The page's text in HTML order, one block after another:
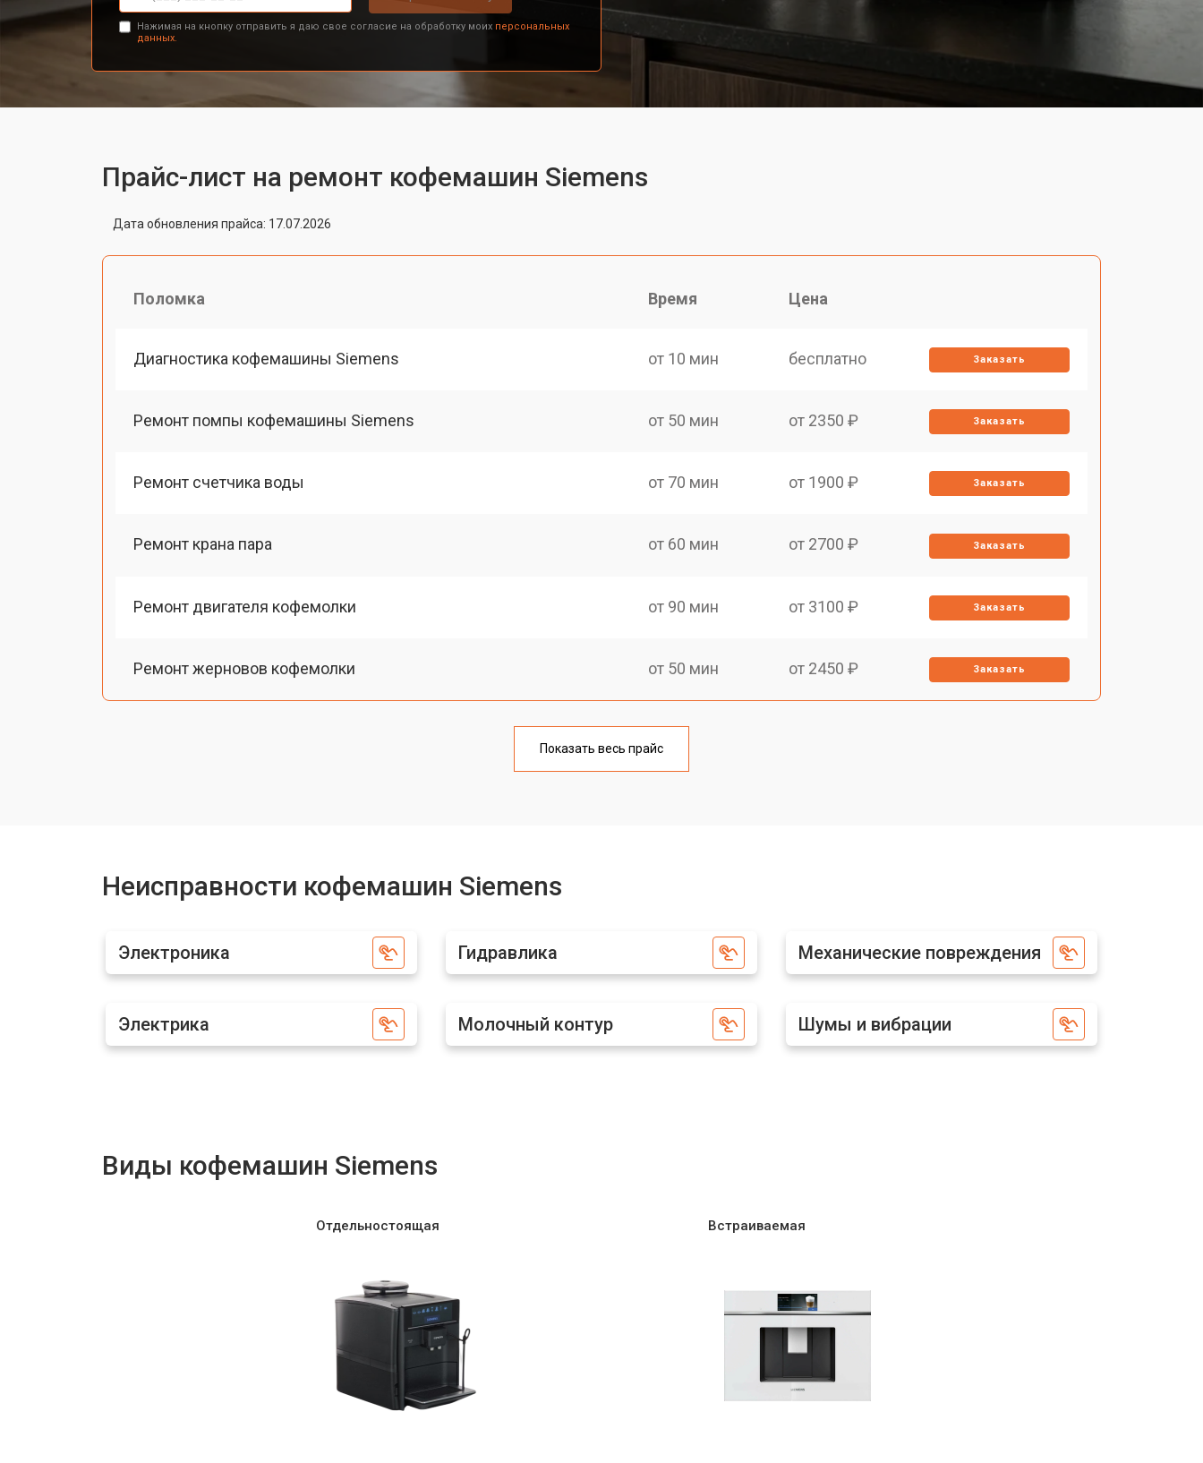
Нажимая на кнопку отправить я даю свое согласие на обработку моих персональных
данных.
Прайс-лист на ремонт кофемашин Siemens
Дата обновления прайса: 17.07.2026
Поломка Время Цена
Диагностика кофемашины Siemens от 10 мин бесплатно Заказать
Ремонт помпы кофемашины Siemens от 50 мин от 2350 ₽ Заказать
Ремонт счетчика воды от 70 мин от 1900 ₽ Заказать
Ремонт крана пара от 60 мин от 2700 ₽ Заказать
Ремонт двигателя кофемолки от 90 мин от 3100 ₽ Заказать
Ремонт жерновов кофемолки от 50 мин от 2450 ₽ Заказать
от 90 мин
Ремонт заварного механизма от 80 мин от 2500 ₽ Заказать
Показать весь прайс
Неисправности кофемашин Siemens
Электроника Гидравлика Механические повреждения
Электрика Молочный контур Шумы и вибрации
Виды кофемашин Siemens
Отдельностоящая Встраиваемая